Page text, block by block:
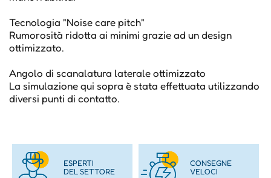
Tecnologia "Noise care pitch"
Rumorosità ridotta ai minimi grazie ad un design
ottimizzato.
Angolo di scanalatura laterale ottimizzato
La simulazione qui sopra è stata effettuata utilizzando
diversi punti di contatto.
ESPERTI
DEL SETTORE
CONSEGNE
VELOCI